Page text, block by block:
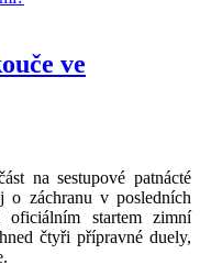
ve
na sestupové patnácté
záchranu v posledních
startem zimní
čtyři přípravné duely,